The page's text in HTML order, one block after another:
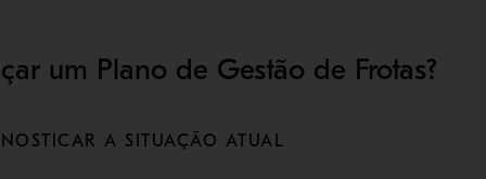
um Plano de Gestão de Frotas?
A SITUAÇÃO ATUAL